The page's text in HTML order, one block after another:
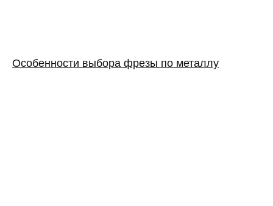
Особенности выбора фрезы по металлу